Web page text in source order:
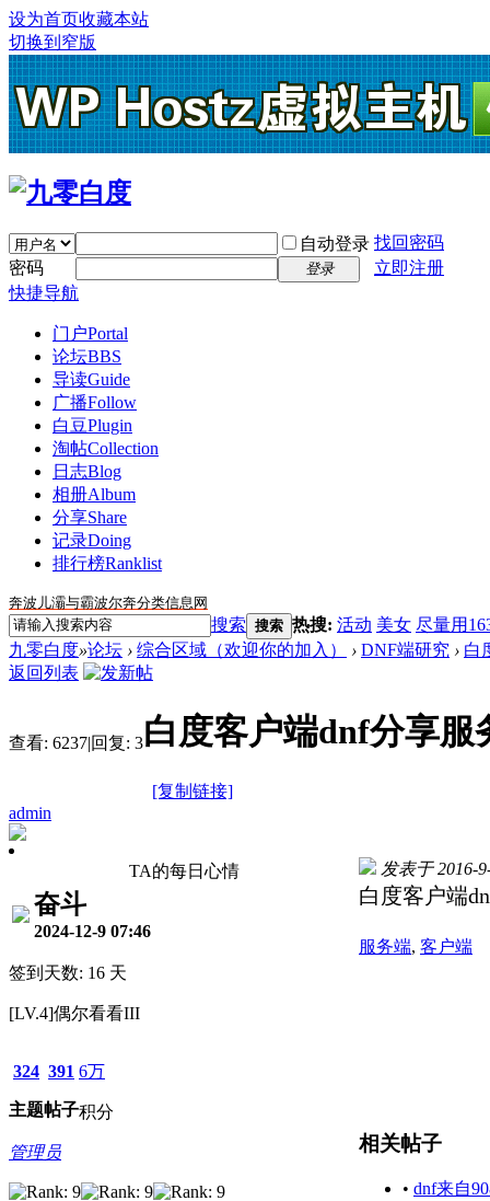
设为首页收藏本站
切换到窄版
自动登录 找回密码
密码
登录
立即注册
快捷导航
门户Portal
论坛BBS
导读Guide
广播Follow
白豆Plugin
淘帖Collection
日志Blog
相册Album
分享Share
记录Doing
排行榜Ranklist
奔波儿灞与霸波尔奔分类信息网
搜索 搜索 热搜: 活动 美女 尽量用
九零白度»论坛 › 综合区域（欢迎你的加入） › DNF端研究 › 白
返回列表
查看: 6237|回复: 3白度客户端dnf分享服
[复制链接]
admin
TA的每日心情
奋斗
2024-12-9 07:46
签到天数: 16 天
[LV.4]偶尔看看III
324
主题
391
帖子
6万
积分
管理员
发表于 2016-
白度客户端
服务端, 客户端
相关帖子
• dnf来自